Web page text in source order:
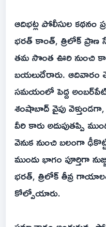
ఆదిభట్ల పోలీసుల కథనం
భరత్ కాంత్, త్రిలోక్ ప్రాణ
తమ సొంత ఊరి నుంచి
బయలుదేరారు. ఆదివారం
సమయంలో పెద్ద అంబర్‌పేట్
శంషాబాద్ వైపు వెళ్తుండగా,
వీరి కారు అదుపుతప్పి
వెనుక నుంచి బలంగా
ముందు భాగం పూర్తిగా
భరత్, త్రిలోక్ తీవ్ర
కోల్పోయారు.